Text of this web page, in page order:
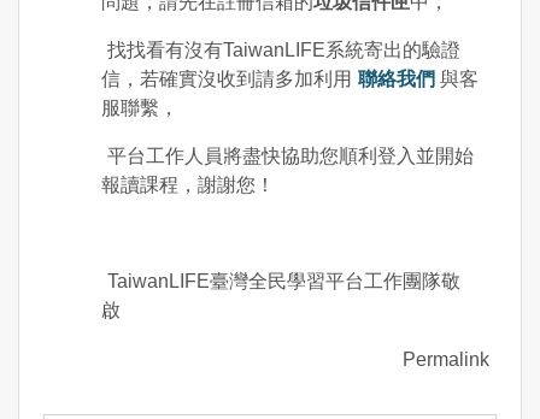
找找看有沒有TaiwanLIFE系統寄出的驗證
信，若確實沒收到請多加利用 聯絡我們 與客
服聯繫，
平台工作人員將盡快協助您順利登入並開始
報讀課程，謝謝您！
TaiwanLIFE臺灣全民學習平台工作團隊敬
啟
Permalink